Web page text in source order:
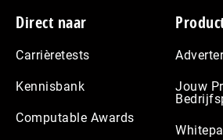
Footer
Direct naar
Carrièretests
Kennisbank
Computable Awards
Jouw